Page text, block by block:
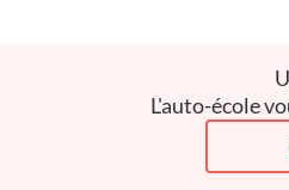
L'auto-école